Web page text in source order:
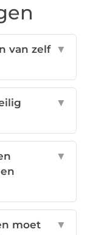
van zelf
▼
▼
▼
moet
▼